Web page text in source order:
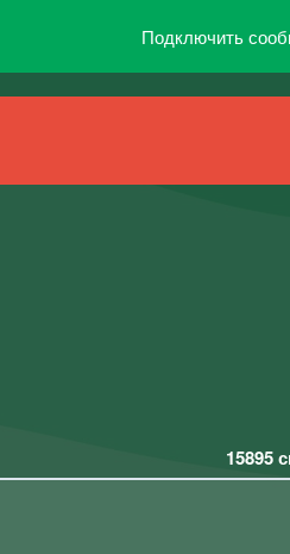
Подключить
15895